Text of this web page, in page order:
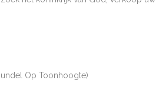
Op Toonhoogte)